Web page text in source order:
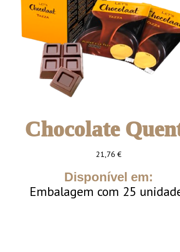
Chocolate
21,76€
Disponível em:
Embalagem com 25